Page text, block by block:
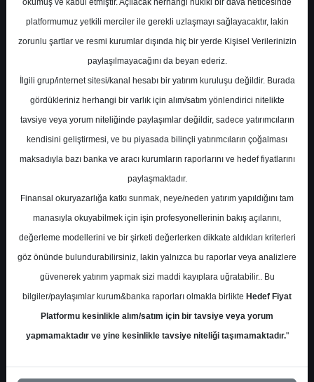
En Yüksek Tahmin
Ortalama Fiyat Tahmini
Ortalama Getiri Potansiyeli %-100.00
Perşembe, 27 Şubat 2025
Ana Sayfa Halk Yatırım
TATGD
Halk Yatırım, TATGD-Tat
Gıda için hedef fiyatını
okumuş ve kabul etmiştir. Açılacak herhangi hukiki bir dava neticesinde
platformumuz yetkili merciler ile gerekli uzlaşmayı sağlayacaktır, lakin
zorunlu şartlar ve resmi kurumlar dışında hiç bir yerde Kişisel Verilerinizin
paylaşılmayacağını da beyan ederiz.
İlgili grup/internet sitesi/kanal hesabı bir yatırım kuruluşu değildir. Burada
gördükleriniz herhangi bir varlık için alım/satım yönlendirici nitelikte
tavsiye veya yorum niteliğinde paylaşımlar değildir, sadece yatırımcıların
kendisini geliştirmesi, ve bu piyasada bilinçli yatırımcıların çoğalması
maksadıyla bazı banka ve aracı kurumların raporlarını ve hedef fiyatlarını
paylaşmaktadır.
Finansal okuryazarlığa katkı sunmak, neye/neden yatırım yapıldığını tam
manasıyla okuyabilmek için işin profesyonellerinin bakış açılarını,
değerleme modellerini ve bir şirketi değerlerken dikkate aldıkları kriterleri
göz önünde bulundurabilirsiniz, lakin yalnızca bu raporlar veya analizlere
güvenerek yatırım yapmak sizi maddi kayıplara uğratabilir.. Bu
bilgiler/paylaşımlar kurum&banka raporları olmakla birlikte Hedef Fiyat
Platformu kesinlikle alım/satım için bir tavsiye veya yorum
yapmamaktadır ve yine kesinlikle tavsiye niteliği taşımamaktadır."